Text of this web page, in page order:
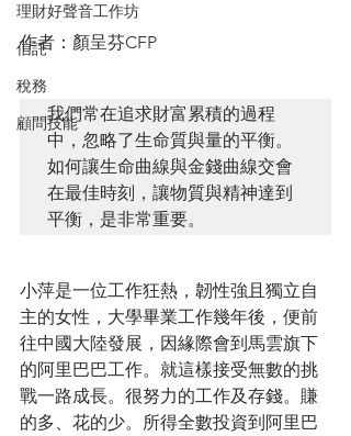
理財好聲音工作坊
信託
稅務
顧問技能
作者：顏呈芬CFP
我們常在追求財富累積的過程
中，忽略了生命質與量的平衡。
如何讓生命曲線與金錢曲線交會
在最佳時刻，讓物質與精神達到
平衡，是非常重要。
小萍是一位工作狂熱，韌性強且獨立自
主的女性，大學畢業工作幾年後，便前
往中國大陸發展，因緣際會到馬雲旗下
的阿里巴巴工作。就這樣接受無數的挑
戰一路成長。很努力的工作及存錢。賺
的多、花的少。所得全數投資到阿里巴